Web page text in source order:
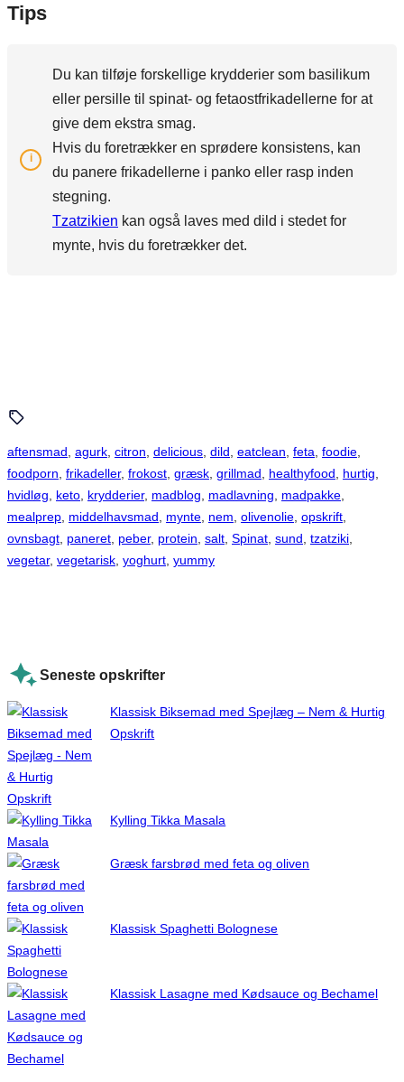
Tips
Du kan tilføje forskellige krydderier som basilikum
eller persille til spinat- og fetaostfrikadellerne for at
give dem ekstra smag.
Hvis du foretrækker en sprødere konsistens, kan
du panere frikadellerne i panko eller rasp inden
stegning.
Tzatzikien kan også laves med dild i stedet for
mynte, hvis du foretrækker det.
aftensmad agurk citron delicious dild eatclean feta foodie
foodporn frikadeller, frokost græsk grillmad healthyfood hurtig
hvidløg
keto krydderier, madblog madlavning madpakke
mealprep middelhavsmad mynte nem olivenolie opskrift
ovnsbagt paneret peber, protein salt Spinat sund tzatziki
vegetar, vegetarisk yoghurt yummy
Seneste opskrifter
Klassisk Biksemad med Spejlæg – Nem & Hurtig
Opskrift
Kylling Tikka Masala
Græsk farsbrød med feta og oliven
Klassisk Spaghetti Bolognese
Klassisk Lasagne med Kødsauce og Bechamel